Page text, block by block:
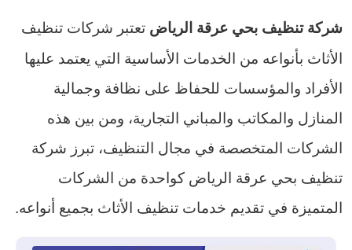
شركة تنظيف بحي عرقة الرياض تعتبر شركات تنظيف
الأثاث بأنواعه من الخدمات الأساسية التي يعتمد عليها
الأفراد والمؤسسات للحفاظ على نظافة وجمالية
المنازل والمكاتب والمباني التجارية، ومن بين هذه
الشركات المتخصصة في مجال التنظيف، تبرز شركة
تنظيف بحي عرقة الرياض كواحدة من الشركات
المتميزة في تقديم خدمات تنظيف الأثاث بجميع أنواعه.